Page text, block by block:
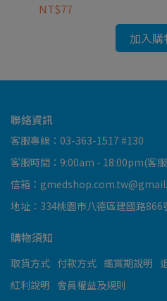
NT$77
加入購
聯絡資訊
客服專線：03-363-1517 #130
客服時間：9:00am - 18:00pm(客
信箱：
地址：334桃園市八德區建國路866
購物須知
取貨方式 付款方式 鑑賞期說明
紅利說明 會員權益及規則